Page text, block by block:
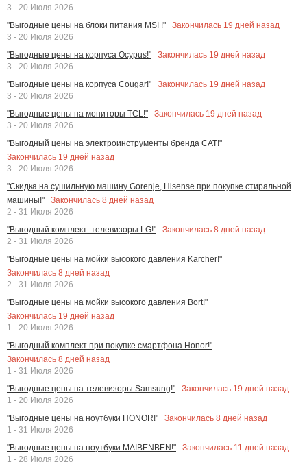
3 - 20 Июля 2026
"Выгодные цены на блоки питания MSI !"
Закончилась 19 дней назад
3 - 20 Июля 2026
"Выгодные цены на корпуса Ocypus!"
Закончилась 19 дней назад
3 - 20 Июля 2026
"Выгодные цены на корпуса Cougar!"
Закончилась 19 дней назад
3 - 20 Июля 2026
"Выгодные цены на мониторы TCL!"
Закончилась 19 дней назад
3 - 20 Июля 2026
"Выгодный цены на электроинструменты бренда CAT!"
Закончилась 19 дней назад
3 - 20 Июля 2026
"Скидка на сушильную машину Gorenje, Hisense при покупке стиральной
машины!"
Закончилась 8 дней назад
2 - 31 Июля 2026
"Выгодный комплект: телевизоры LG!"
Закончилась 8 дней назад
2 - 31 Июля 2026
"Выгодные цены на мойки высокого давления Karcher!"
Закончилась 8 дней назад
2 - 31 Июля 2026
"Выгодные цены на мойки высокого давления Bort!"
Закончилась 19 дней назад
1 - 20 Июля 2026
"Выгодный комплект при покупке смартфона Honor!"
Закончилась 8 дней назад
1 - 31 Июля 2026
"Выгодные цены на телевизоры Samsung!"
Закончилась 19 дней назад
1 - 20 Июля 2026
"Выгодные цены на ноутбуки HONOR!"
Закончилась 8 дней назад
1 - 31 Июля 2026
"Выгодные цены на ноутбуки MAIBENBEN!"
Закончилась 11 дней назад
1 - 28 Июля 2026